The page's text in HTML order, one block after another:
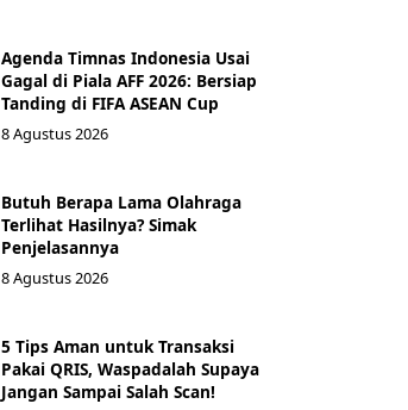
Agenda Timnas Indonesia Usai
Gagal di Piala AFF 2026: Bersiap
Tanding di FIFA ASEAN Cup
8 Agustus 2026
Butuh Berapa Lama Olahraga
Terlihat Hasilnya? Simak
Penjelasannya
8 Agustus 2026
5 Tips Aman untuk Transaksi
Pakai QRIS, Waspadalah Supaya
Jangan Sampai Salah Scan!